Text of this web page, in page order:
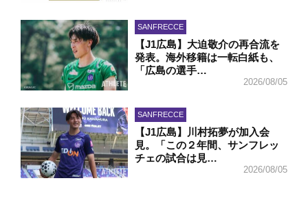
SANFRECCE
【J1広島】大迫敬介の再合流を
発表。海外移籍は一転白紙も、
「広島の選手…
2026/08/05
SANFRECCE
【J1広島】川村拓夢が加入会
見。「この２年間、サンフレッ
チェの試合は見…
2026/08/05